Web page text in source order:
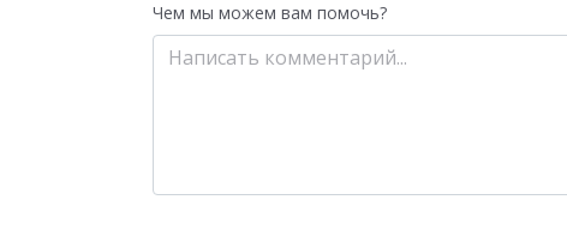
Чем мы можем вам помочь?